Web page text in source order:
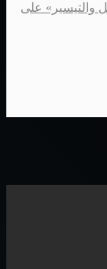
والتيسير» على